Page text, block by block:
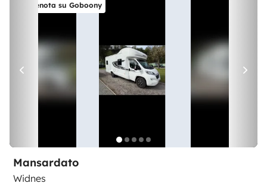
Prenota su Goboony
Mansardato
Widnes